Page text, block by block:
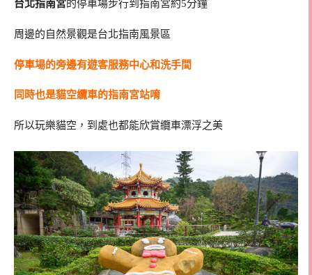
台北指南宮的停車場步行到指南宮約5分鐘
周邊的自然景觀是台北指南風景區
停車場的旁邊有遊客服務中心和洗手間
同時也是貓空纜車的指南宮站唷
所以玩樂貓空，到處也都能欣賞纜車漂浮之美